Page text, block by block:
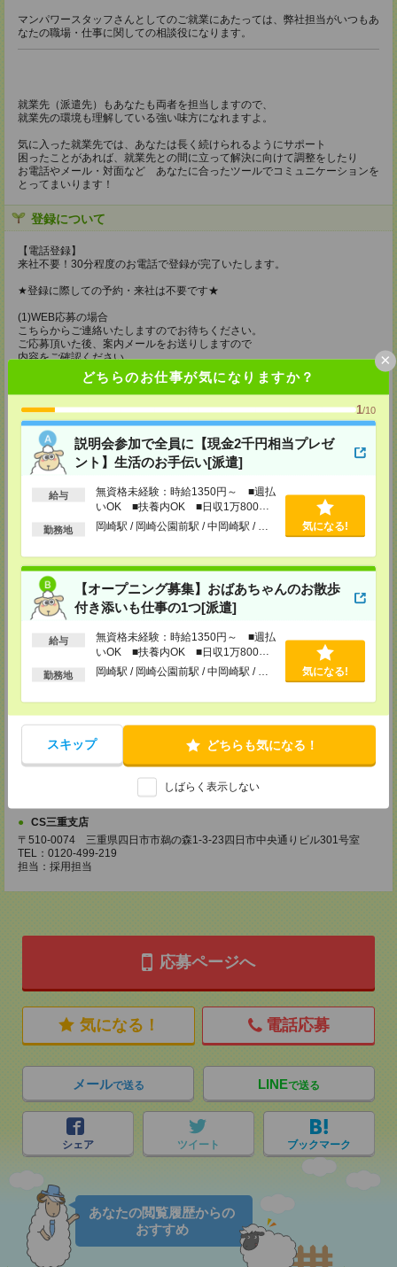
どちらのお仕事が気になりますか？
1/10
説明会参加で全員に【現金2千円相当プレゼ
ント】生活のお手伝い[派遣]
給与
無資格未経験：時給1350円～ ■週払
いOK ■扶養内OK ■日収1万800円
以上
勤務地 岡崎駅 / 岡崎公園前駅 / 中岡崎駅 / … 気になる!
【オープニング募集】おばあちゃんのお散歩
付き添いも仕事の1つ[派遣]
給与
無資格未経験：時給1350円～ ■週払
いOK ■扶養内OK ■日収1万800円
以上
勤務地 岡崎駅 / 岡崎公園前駅 / 中岡崎駅 / … 気になる!
スキップ どちらも気になる！
しばらく表示しない
×
マンパワースタッフさんとしてのご就業にあたっては、弊社担当がいつもあ
なたの職場・仕事に関しての相談役になります。
就業先（派遣先）もあなたも両者を担当しますので、
就業先の環境も理解している強い味方になれますよ。
気に入った就業先では、あなたは長く続けられるようにサポート
困ったことがあれば、就業先との間に立って解決に向けて調整をしたり
お電話やメール・対面など あなたに合ったツールでコミュニケーションを
とってまいります！
登録について
【電話登録】
来社不要！30分程度のお電話で登録が完了いたします。
★登録に際しての予約・来社は不要です★
(1)WEB応募の場合
こちらからご連絡いたしますのでお待ちください。
ご応募頂いた後、案内メールをお送りしますので
内容をご確認ください。
(2)電話応募の場合
お時間のあるときにお電話にてご応募いただければ
その場で登録も可能です。
持ち物
【電話登録】
弊社HPよりマイページ作成をお願いします
電話での登録の際に、マイページ作成をいただいた旨をお伝えください。
・経験やご希望などをインタビュー
・お仕事のご紹介など
登録場所
〒460-0008
名古屋市中区栄 2-3-1 名古屋広小路ビルヂング 5F
TEL：0120-503-713
担当：採用担当
〒422-8067
静岡市駿河区南町18-1 サウスポット静岡 14F
TEL：0120-923-052
CS_SHIZUOKA@manpowergroup.jp
CS三重支店
〒510-0074 三重県四日市市鵜の森1-3-23四日市中央通りビル301号室
TEL：0120-499-219
担当：採用担当
応募ページへ
気になる！ 電話応募
メールで送る LINEで送る
シェア ツイート ブックマーク
あなたの閲覧履歴からの
おすすめ